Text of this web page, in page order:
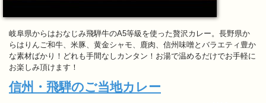
岐阜県からはおなじみ飛騨牛のA5等級を使った贅沢カレー。長野県か
らはりんご和牛、米豚、黄金シャモ、鹿肉、信州味噌とバラエティ豊か
な素材ばかり！どれも手間なしカンタン！お湯で温めるだけでお手軽に
お楽しみ頂けます！
信州・飛騨のご当地カレー